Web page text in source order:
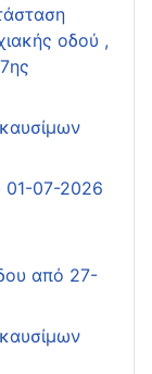
οδού ,
01-07-2026
από 27-